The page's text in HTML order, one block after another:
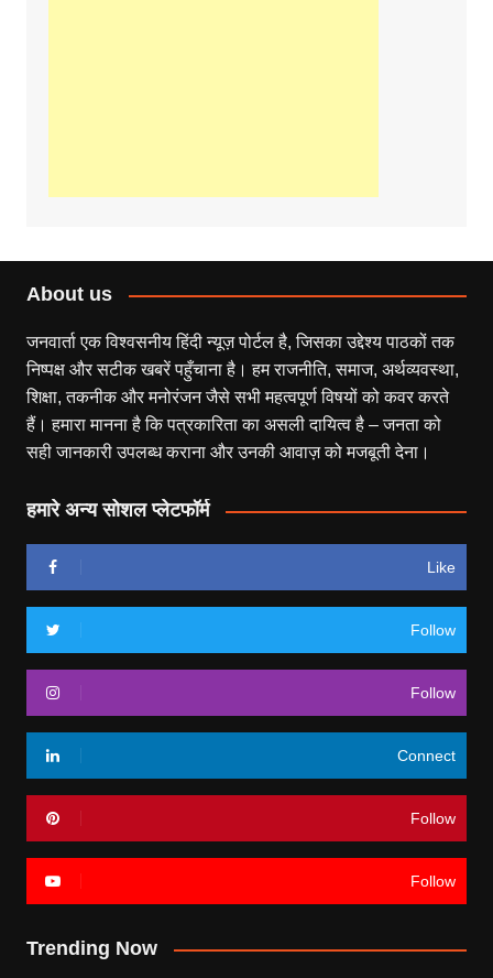
About us
जनवार्ता एक विश्वसनीय हिंदी न्यूज़ पोर्टल है, जिसका उद्देश्य पाठकों तक
निष्पक्ष और सटीक खबरें पहुँचाना है। हम राजनीति, समाज, अर्थव्यवस्था,
शिक्षा, तकनीक और मनोरंजन जैसे सभी महत्वपूर्ण विषयों को कवर करते
हैं। हमारा मानना है कि पत्रकारिता का असली दायित्व है – जनता को
सही जानकारी उपलब्ध कराना और उनकी आवाज़ को मजबूती देना।
हमारे अन्य सोशल प्लेटफॉर्म
Like
Follow
Follow
Connect
Follow
Follow
Trending Now